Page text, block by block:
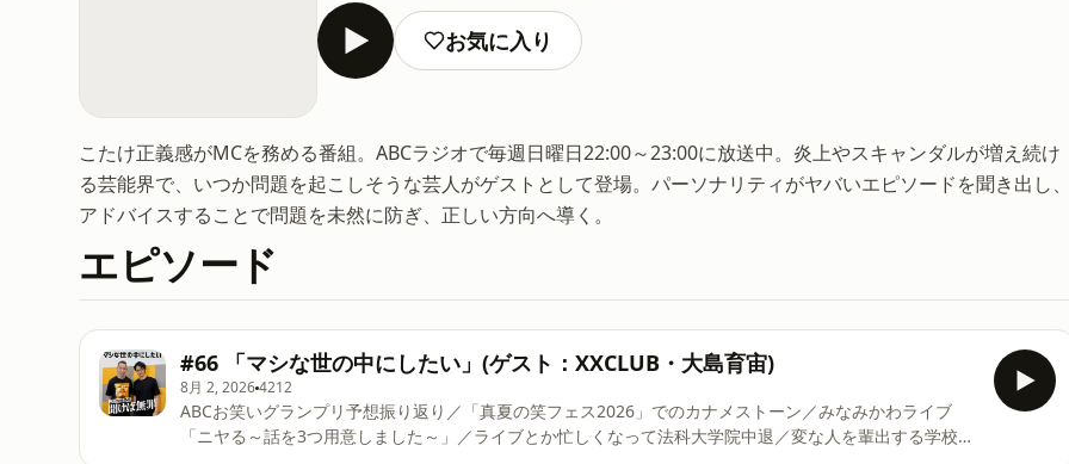
お気に入り
こたけ正義感がMCを務める番組。ABCラジオで毎週日曜日22:00～23:00に放送中。炎上やスキャンダルが増え続け
る芸能界で、いつか問題を起こしそうな芸人がゲストとして登場。パーソナリティがヤバいエピソードを聞き出し
アドバイスすることで問題を未然に防ぎ、正しい方向へ導く。
エピソード
#66 「マシな世の中にしたい」(ゲスト：XXCLUB・大島育宙)
8月 2, 20264212
ABCお笑いグランプリ予想振り返り／「真夏の笑フェス2026」でのカナメストーン／みなみかわライブ
「ニヤる～話を3つ用意しました～」／ライブとか忙しくなって法科大学院中退／変な人を輩出する学校／